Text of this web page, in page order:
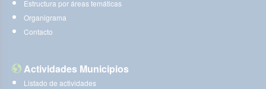
Estructura por áreas temáticas
Organigrama
Contacto
Actividades Municipios
Listado de actividades